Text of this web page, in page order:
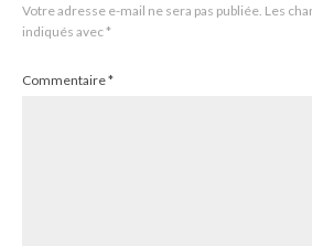
Votre adresse e-mail ne sera pas publiée. Les
indiqués avec*
Commentaire*